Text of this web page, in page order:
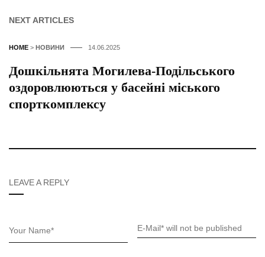
NEXT ARTICLES
HOME > НОВИНИ 14.06.2025
Дошкільнята Могилева-Подільського
оздоровлюються у басейні міського
спорткомплексу
LEAVE A REPLY